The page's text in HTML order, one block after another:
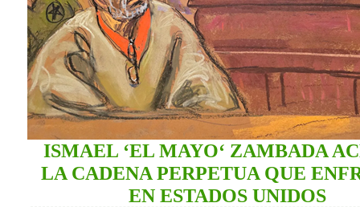
ISMAEL ‘EL MAYO‘ ZAMBADA
LA CADENA PERPETUA QUE
EN ESTADOS UNIDOS